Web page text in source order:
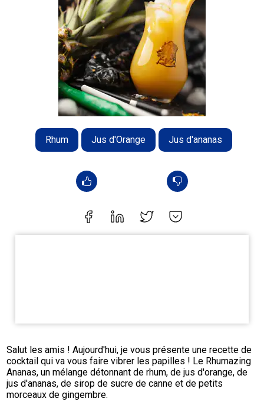
Rhum Jus d'Orange Jus d'ananas
Salut les amis ! Aujourd'hui, je vous présente une recette de
cocktail qui va vous faire vibrer les papilles ! Le Rhumazing
Ananas, un mélange détonnant de rhum, de jus d'orange, de
jus d'ananas, de sirop de sucre de canne et de petits
morceaux de gingembre.